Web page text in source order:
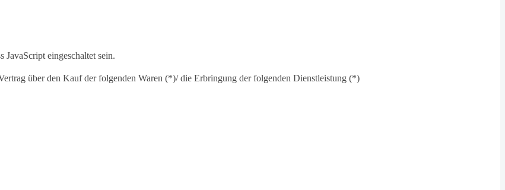
eingeschaltet sein.
über den Kauf der folgenden Waren (*)/ die Erbringung der folgenden Dienstleistung (*)